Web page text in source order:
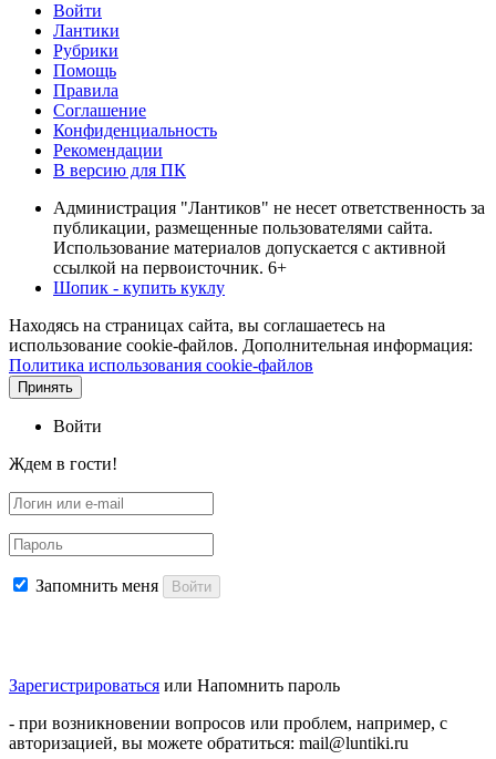
Войти
Лантики
Рубрики
Помощь
Правила
Соглашение
Конфиденциальность
Рекомендации
В версию для ПК
Администрация "Лантиков" не несет ответственность за
публикации, размещенные пользователями сайта.
Использование материалов допускается с активной
ссылкой на первоисточник. 6+
Шопик - купить куклу
Находясь на страницах сайта, вы соглашаетесь на
использование cookie-файлов. Дополнительная информация:
Политика использования cookie-файлов
Принять
Войти
Ждем в гости!
Запомнить меня Войти
Зарегистрироваться или Напомнить пароль
- при возникновении вопросов или проблем, например, с
авторизацией, вы можете обратиться: mail@luntiki.ru